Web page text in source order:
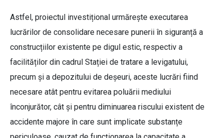
Astfel, proiectul investițional urmărește executarea
lucrărilor de consolidare necesare punerii în siguranță a
construcțiilor existente pe digul estic, respectiv a
facilităților din cadrul Stației de tratare a levigatului,
precum şi a depozitului de deșeuri, aceste lucrări fiind
necesare atât pentru evitarea poluării mediului
înconjurător, cât și pentru diminuarea riscului existent de
accidente majore în care sunt implicate substanțe